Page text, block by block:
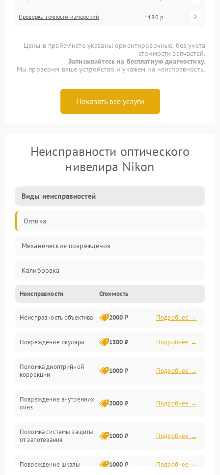
Проверка точности измерений 1180 р
Цены в прайс-листе указаны ориентировочные, без учета
стоимости запчастей.
Записывайтесь на бесплатную диагностику.
Мы проверим ваше устройство и укажем на неисправность.
Показать все услуги
Неисправности оптического
нивелира Nikon
Виды неисправностей
Оптика
Механические повреждения
Калибровка
Механика
Электропитание
Электроника
Аксессуары
Неисправности Стоимость
Неисправность объектива 2000 ₽ Подробнее →
Повреждение окуляра 1500 ₽ Подробнее →
Поломка диоптрийной
коррекции
1000 ₽ Подробнее →
Повреждение внутренних
линз
2000 ₽ Подробнее →
Поломка системы защиты
от запотевания
1000 ₽ Подробнее →
Повреждение шкалы 1000 ₽ Подробнее →